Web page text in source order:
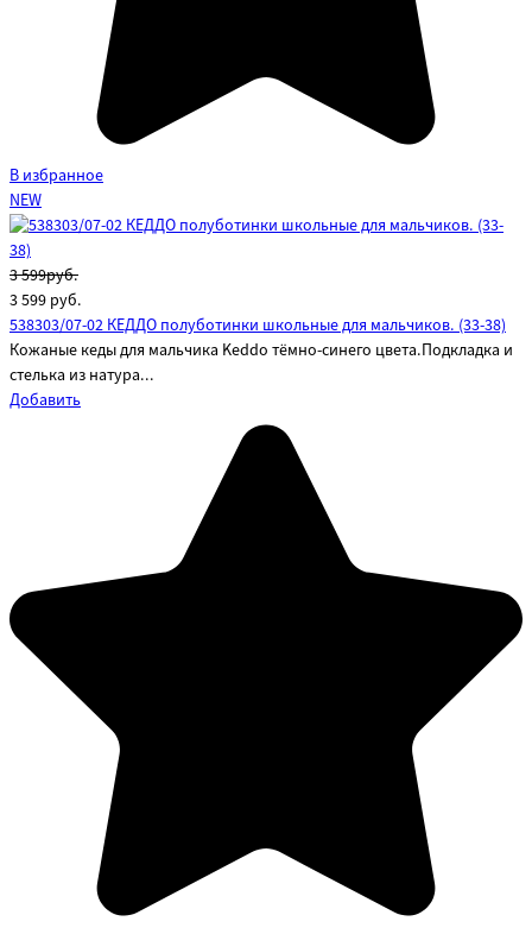
В избранное
NEW
3 599руб.
3 599 руб.
538303/07-02 КЕДДО полуботинки школьные для мальчиков. (33-38)
Кожаные кеды для мальчика Keddo тёмно-синего цвета.Подкладка и
стелька из натура...
Добавить